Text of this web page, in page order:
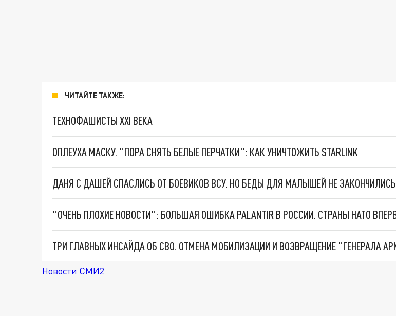
ЧИТАЙТЕ ТАКЖЕ:
ТЕХНОФАШИСТЫ XXI ВЕКА
ОПЛЕУХА МАСКУ. "ПОРА СНЯТЬ БЕЛЫЕ ПЕРЧАТКИ": КАК УНИЧТОЖИТЬ STARLINK
ДАНЯ С ДАШЕЙ СПАСЛИСЬ ОТ БОЕВИКОВ ВСУ. НО БЕДЫ ДЛЯ МАЛЫШЕЙ НЕ ЗАКОНЧИЛИСЬ
Новости СМИ2